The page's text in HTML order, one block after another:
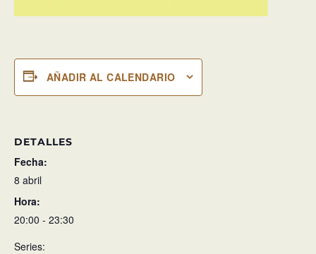
AÑADIR AL CALENDARIO
DETALLES
Fecha:
8 abril
Hora:
20:00 - 23:30
Series: